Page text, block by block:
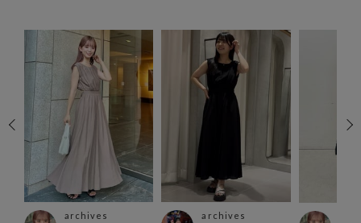
archives archives